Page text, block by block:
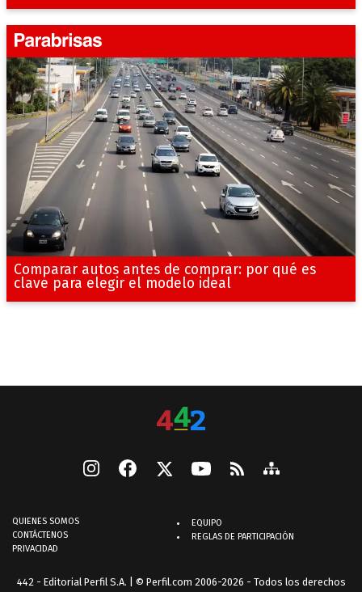
Comparar autos antes de comprar: por qué es
clave para elegir el modelo ideal
QUIENES SOMOS
CONTÁCTENOS
PRIVACIDAD
EQUIPO
REGLAS DE PARTICIPACIÓN
442 - Editorial Perfil S.A. | © Perfil.com 2006-2026 - Todos los derechos